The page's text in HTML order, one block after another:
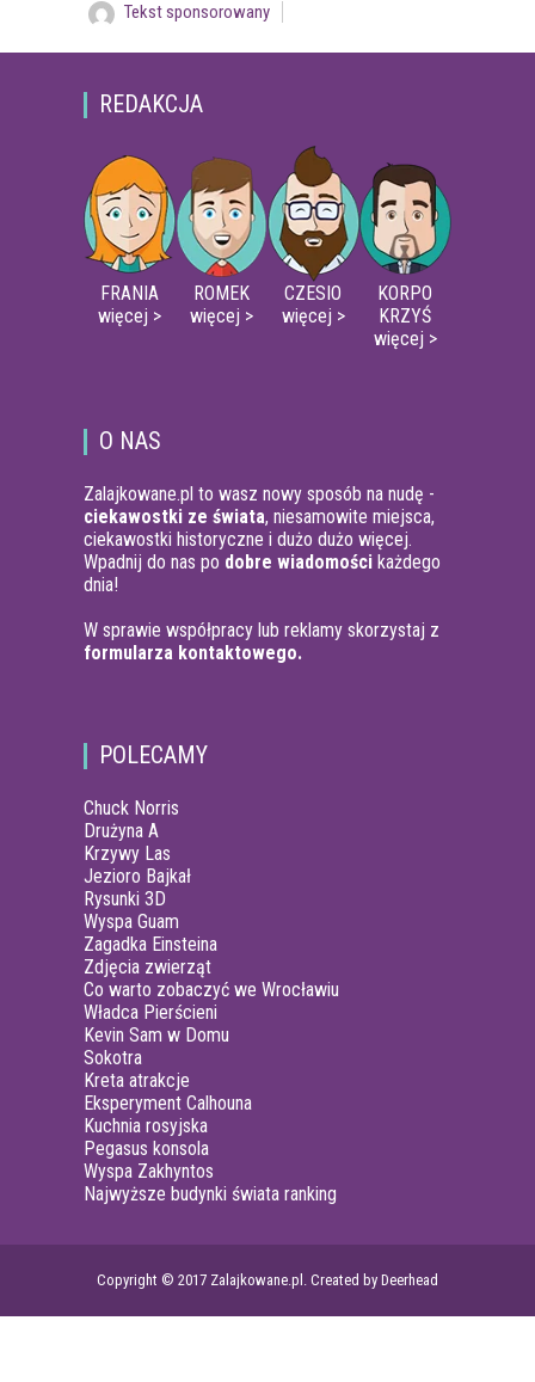
Tekst sponsorowany
REDAKCJA
FRANIA
więcej >
ROMEK
więcej >
CZESIO
więcej >
KORPO
KRZYŚ
więcej >
O NAS
Zalajkowane.pl to wasz nowy sposób na nudę -
ciekawostki ze świata, niesamowite miejsca,
ciekawostki historyczne i dużo dużo więcej.
Wpadnij do nas po dobre wiadomości każdego
dnia!
W sprawie współpracy lub reklamy skorzystaj z
formularza kontaktowego.
POLECAMY
Chuck Norris
Drużyna A
Krzywy Las
Jezioro Bajkał
Rysunki 3D
Wyspa Guam
Zagadka Einsteina
Zdjęcia zwierząt
Co warto zobaczyć we Wrocławiu
Władca Pierścieni
Kevin Sam w Domu
Sokotra
Kreta atrakcje
Eksperyment Calhouna
Kuchnia rosyjska
Pegasus konsola
Wyspa Zakhyntos
Najwyższe budynki świata ranking
Copyright © 2017 Zalajkowane.pl. Created by Deerhead